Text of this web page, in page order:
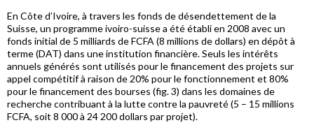
En Côte d’Ivoire, à travers les fonds de désendettement de la
Suisse, un programme ivoiro-suisse a été établi en 2008 avec un
fonds initial de 5 milliards de FCFA (8 millions de dollars) en dépôt à
terme (DAT) dans une institution financière. Seuls les intérêts
annuels générés sont utilisés pour le financement des projets sur
appel compétitif à raison de 20% pour le fonctionnement et 80%
pour le financement des bourses (fig. 3) dans les domaines de
recherche contribuant à la lutte contre la pauvreté (5 – 15 millions
FCFA, soit 8 000 à 24 200 dollars par projet).